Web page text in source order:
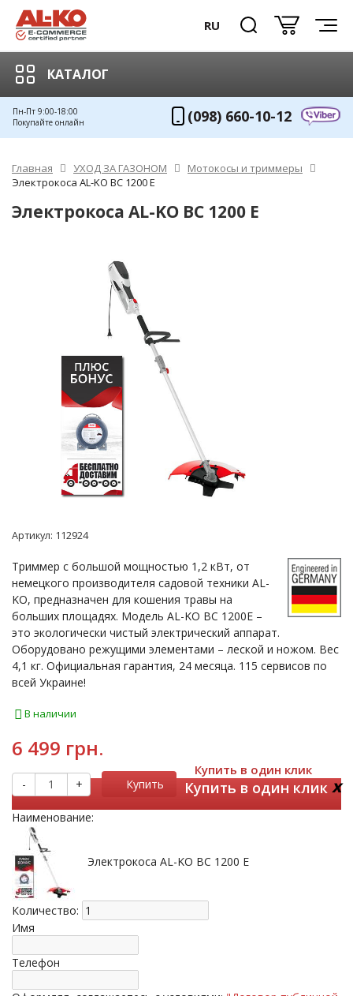
RU
КАТАЛОГ
Пн-Пт 9:00-18:00
Покупайте онлайн
(098) 660-10-12
Главная УХОД ЗА ГАЗОНОМ
Мотокосы и триммеры
Электрокоса AL-KO BC 1200 E
Электрокоса AL-KO BC 1200 E
Артикул: 112924
Триммер с большой мощностью 1,2 кВт, от
немецкого производителя садовой техники AL-
KO, предназначен для кошения травы на
больших площадях. Модель AL-KO BC 1200E –
это экологически чистый электрический аппарат.
Оборудовано режущими элементами – леской и ножом. Вес
4,1 кг. Официальная гарантия, 24 месяца. 115 сервисов по
всей Украине!
В наличии
6 499 грн.
- + Купить
Купить в один клик
Купить в один клик x
Наименование:
Электрокоса AL-KO BC 1200 E
Количество:
Имя
Телефон